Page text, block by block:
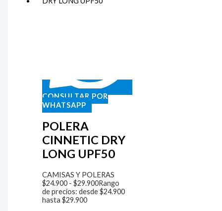
CONSULTAR POR
WHATSAPP
POLERA
CINNETIC DRY
LONG UPF50
CAMISAS Y POLERAS
$24.900 - $29.900Rango
de precios: desde $24.900
hasta $29.900